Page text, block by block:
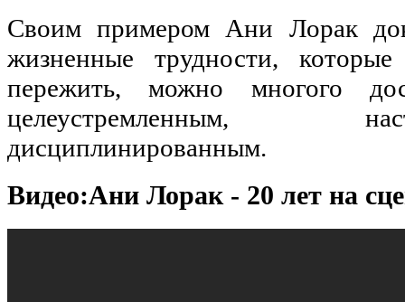
Своим примером Ани Лорак
жизненные трудности, которые
пережить, можно многого
целеустремленным,
дисциплинированным.
Видео:Ани Лорак - 20 лет на